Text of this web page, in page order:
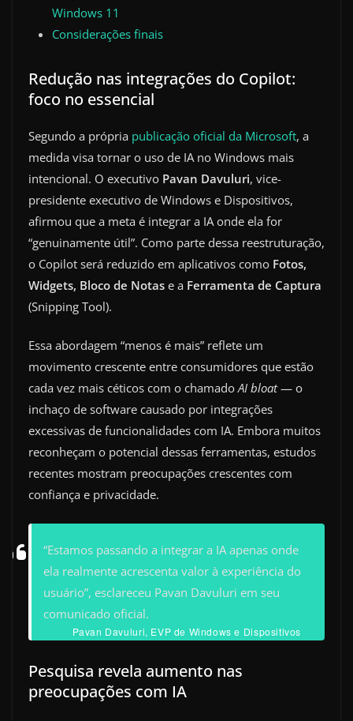
Windows 11
Considerações finais
Redução nas integrações do Copilot:
foco no essencial
Segundo a própria publicação oficial da Microsoft, a
medida visa tornar o uso de IA no Windows mais
intencional. O executivo Pavan Davuluri, vice-
presidente executivo de Windows e Dispositivos,
afirmou que a meta é integrar a IA onde ela for
“genuinamente útil”. Como parte dessa reestruturação,
o Copilot será reduzido em aplicativos como Fotos,
Widgets, Bloco de Notas e a Ferramenta de Captura
(Snipping Tool).
Essa abordagem “menos é mais” reflete um
movimento crescente entre consumidores que estão
cada vez mais céticos com o chamadoAI bloat— o
inchaço de software causado por integrações
excessivas de funcionalidades com IA. Embora muitos
reconheçam o potencial dessas ferramentas, estudos
recentes mostram preocupações crescentes com
confiança e privacidade.
“Estamos passando a integrar a IA apenas onde
ela realmente acrescenta valor à experiência do
usuário”, esclareceu Pavan Davuluri em seu
comunicado oficial.
Pavan Davuluri, EVP de Windows e Dispositivos
Pesquisa revela aumento nas
preocupações com IA